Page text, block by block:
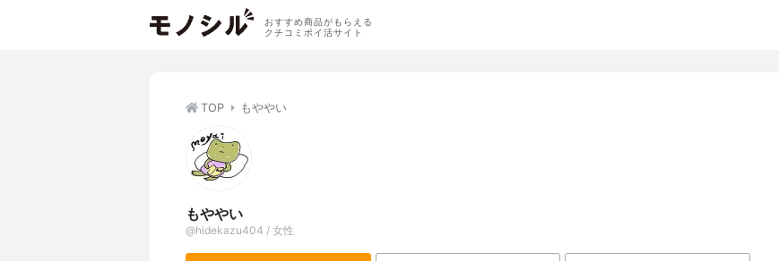
おすすめ商品がもらえる
クチコミポイ活サイト
TOP もややい
もややい
@hidekazu404 / 女性